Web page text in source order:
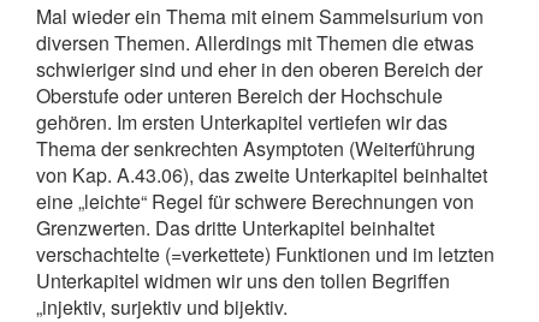
Mal wieder ein Thema mit einem Sammelsurium von
diversen Themen. Allerdings mit Themen die etwas
schwieriger sind und eher in den oberen Bereich der
Oberstufe oder unteren Bereich der Hochschule
gehören. Im ersten Unterkapitel vertiefen wir das
Thema der senkrechten Asymptoten (Weiterführung
von Kap. A.43.06), das zweite Unterkapitel beinhaltet
eine „leichte“ Regel für schwere Berechnungen von
Grenzwerten. Das dritte Unterkapitel beinhaltet
verschachtelte (=verkettete) Funktionen und im letzten
Unterkapitel widmen wir uns den tollen Begriffen
„injektiv, surjektiv und bijektiv.